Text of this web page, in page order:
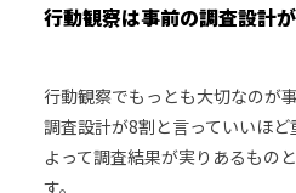
行動観察は事前の調査設計
行動観察でもっとも大切なのが
調査設計が8割と言っていいほ
よって調査結果が実りあるもの
す。